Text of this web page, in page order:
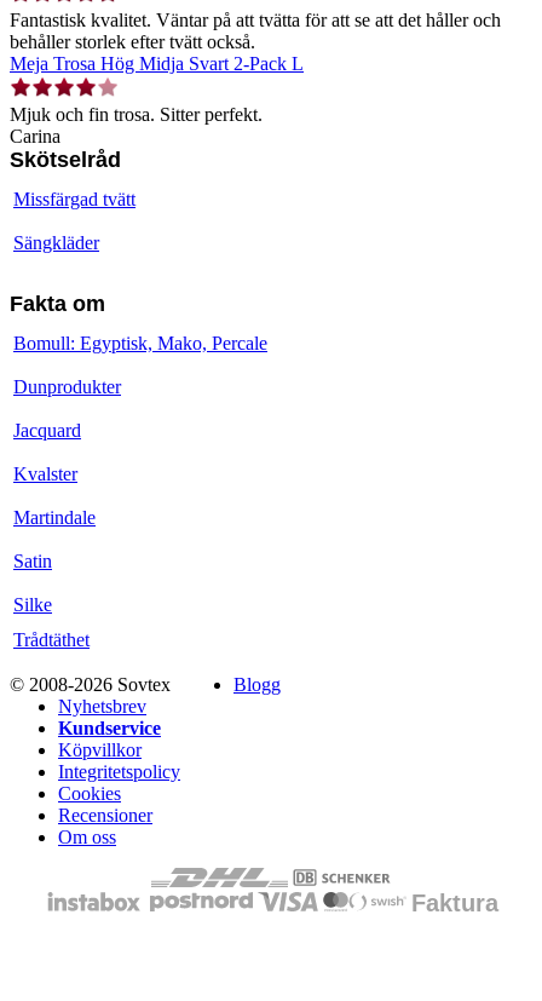
Fantastisk kvalitet. Väntar på att tvätta för att se att det håller och
behåller storlek efter tvätt också.
Meja Trosa Hög Midja Svart 2-Pack L
Mjuk och fin trosa. Sitter perfekt.
Carina
Skötselråd
Missfärgad tvätt
Sängkläder
Fakta om
Bomull: Egyptisk, Mako, Percale
Dunprodukter
Jacquard
Kvalster
Martindale
Satin
Silke
Trådtäthet
© 2008-2026 Sovtex
Blogg
Nyhetsbrev
Kundservice
Köpvillkor
Integritetspolicy
Cookies
Recensioner
Om oss